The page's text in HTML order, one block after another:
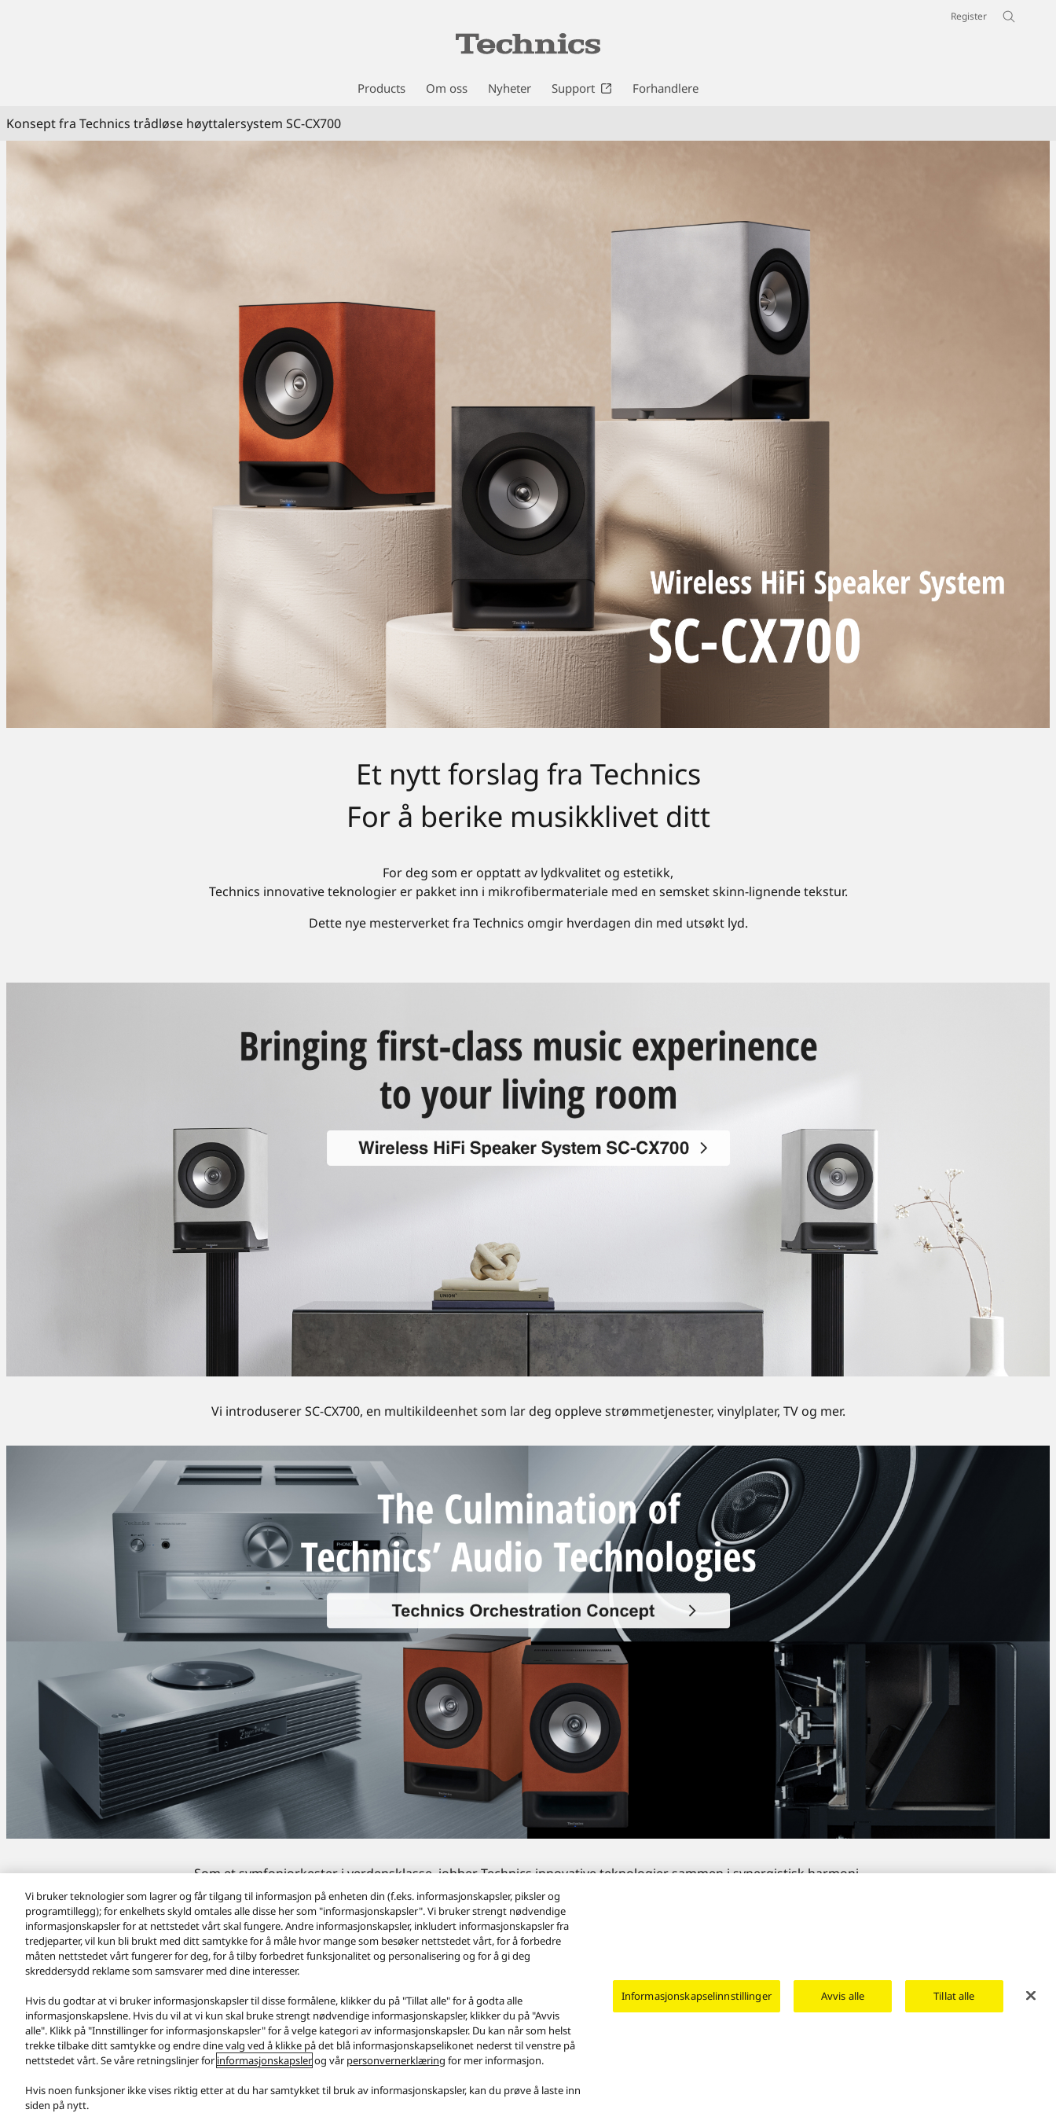
Products Om oss Nyheter Support Forhandlere
Register
Konsept fra Technics trådløse høyttalersystem SC-CX700
Et nytt forslag fra Technics
For å berike musikklivet ditt
For deg som er opptatt av lydkvalitet og estetikk,
Technics innovative teknologier er pakket inn i mikrofibermateriale med en semsket skinn-lignende tekstur.
Dette nye mesterverket fra Technics omgir hverdagen din med utsøkt lyd.
Vi introduserer SC-CX700, en multikildeenhet som lar deg oppleve strømmetjenester, vinylplater, TV og mer.
Som et symfoniorkester i verdensklasse, jobber Technics innovative teknologier sammen i synergistisk harmoni.
Produkter Premium Class Premium Class Konsept fra Technics trådløse høyttalersystem SC-CX700
Facebook X YouTube
Instagram
Copyright © 2026 Panasonic All rights reserved.
Vi bruker teknologier som lagrer og får tilgang til informasjon på enheten din (f.eks. informasjonskapsler, piksler og
programtillegg); for enkelhets skyld omtales alle disse her som "informasjonskapsler". Vi bruker strengt nødvendige
informasjonskapsler for at nettstedet vårt skal fungere. Andre informasjonskapsler, inkludert informasjonskapsler fra
tredjeparter, vil kun bli brukt med ditt samtykke for å måle hvor mange som besøker nettstedet vårt, for å forbedre
måten nettstedet vårt fungerer for deg, for å tilby forbedret funksjonalitet og personalisering og for å gi deg
skreddersydd reklame som samsvarer med dine interesser.
Hvis du godtar at vi bruker informasjonskapsler til disse formålene, klikker du på "Tillat alle" for å godta alle
informasjonskapslene. Hvis du vil at vi kun skal bruke strengt nødvendige informasjonskapsler, klikker du på "Avvis
alle". Klikk på "Innstillinger for informasjonskapsler" for å velge kategori av informasjonskapsler. Du kan når som helst
trekke tilbake ditt samtykke og endre dine valg ved å klikke på det blå informasjonskapselikonet nederst til venstre på
nettstedet vårt. Se våre retningslinjer forinformasjonskapslerog vårpersonvernerklæring for mer informasjon.
Hvis noen funksjoner ikke vises riktig etter at du har samtykket til bruk av informasjonskapsler, kan du prøve å laste inn
siden på nytt.
Informasjonskapselinnstillinger Avvis alle Tillat alle